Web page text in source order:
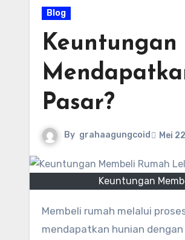
Blog
Keuntungan
Pasar?
By grahaagungcoid Mei
Keuntungan
Membeli rumah melalui proses lelang kini semakin diminati masyarakat. Banyak orang mencari cara
mendapatkan hunian